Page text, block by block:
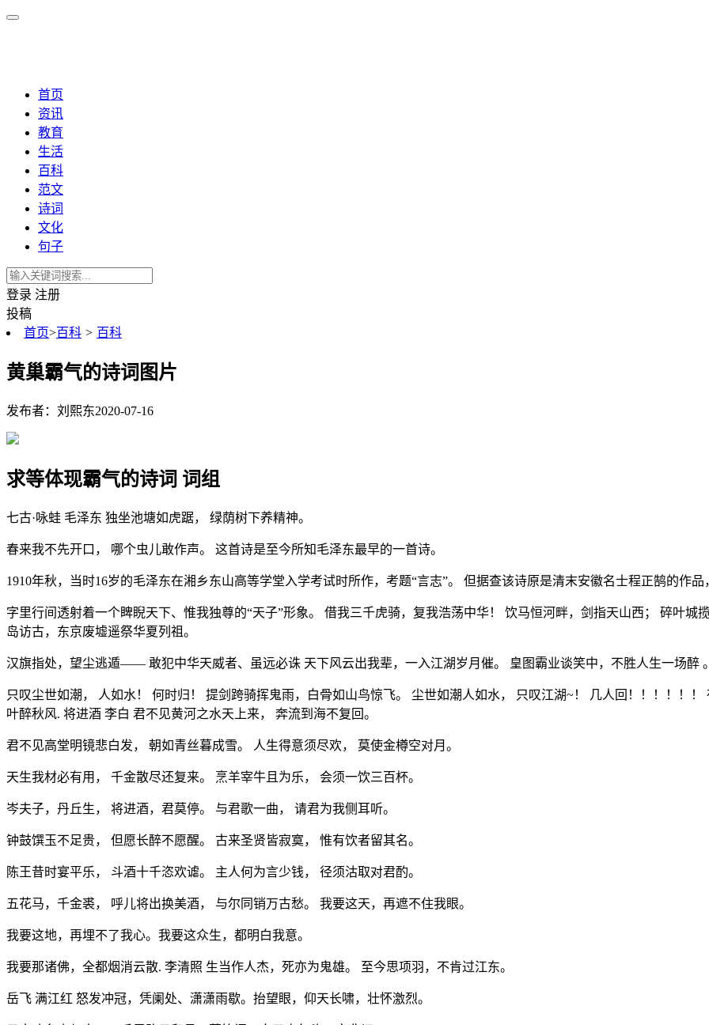
首页
资讯
教育
生活
百科
范文
诗词
文化
句子
登录 注册
投稿
首页>百科 > 百科
黄巢霸气的诗词图片
发布者：刘熙东2020-07-16
求等体现霸气的诗词 词组
七古·咏蛙 毛泽东 独坐池塘如虎踞， 绿荫树下养精神。
春来我不先开口， 哪个虫儿敢作声。 这首诗是至今所知毛泽东最早的一首诗。
1910年秋，当时16岁的毛泽东在湘乡东山高等学堂入学考试时所作，考题“言志”。 但据查该诗原是清末安徽名士程正鹄的作
字里行间透射着一个睥睨天下、惟我独尊的“天子”形象。 借我三千虎骑，复我浩荡中华！ 饮马恒河畔，剑指天山西； 碎叶
岛访古，东京废墟遥祭华夏列祖。
汉旗指处，望尘逃遁—— 敢犯中华天威者、虽远必诛 天下风云出我辈，一入江湖岁月催。 皇图霸业谈笑中，不胜人生一场醉
只叹尘世如潮， 人如水！ 何时归！ 提剑跨骑挥鬼雨，白骨如山鸟惊飞。 尘世如潮人如水， 只叹江湖~！ 几人回！！！！！
叶醉秋风. 将进酒 李白 君不见黄河之水天上来， 奔流到海不复回。
君不见高堂明镜悲白发， 朝如青丝暮成雪。 人生得意须尽欢， 莫使金樽空对月。
天生我材必有用， 千金散尽还复来。 烹羊宰牛且为乐， 会须一饮三百杯。
岑夫子，丹丘生， 将进酒，君莫停。 与君歌一曲， 请君为我侧耳听。
钟鼓馔玉不足贵， 但愿长醉不愿醒。 古来圣贤皆寂寞， 惟有饮者留其名。
陈王昔时宴平乐， 斗酒十千恣欢谑。 主人何为言少钱， 径须沽取对君酌。
五花马，千金裘， 呼儿将出换美酒， 与尔同销万古愁。 我要这天，再遮不住我眼。
我要这地，再埋不了我心。我要这众生，都明白我意。
我要那诸佛，全都烟消云散. 李清照 生当作人杰，死亦为鬼雄。 至今思项羽，不肯过江东。
岳飞 满江红 怒发冲冠，凭阑处、潇潇雨歇。抬望眼，仰天长啸，壮怀激烈。